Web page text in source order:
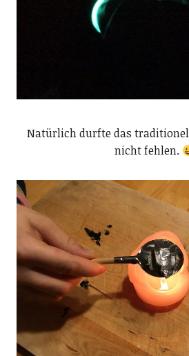
Natürlich durfte das
nicht fehlen.